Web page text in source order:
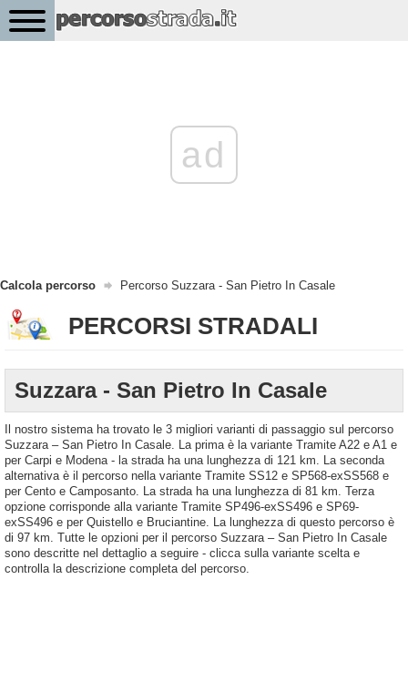
ad
Calcola percorso Percorso Suzzara - San Pietro In Casale
PERCORSI STRADALI
Suzzara - San Pietro In Casale
Il nostro sistema ha trovato le 3 migliori varianti di passaggio sul percorso
Suzzara – San Pietro In Casale. La prima è la variante Tramite A22 e A1 e
per Carpi e Modena - la strada ha una lunghezza di 121 km. La seconda
alternativa è il percorso nella variante Tramite SS12 e SP568-exSS568 e
per Cento e Camposanto. La strada ha una lunghezza di 81 km. Terza
opzione corrisponde alla variante Tramite SP496-exSS496 e SP69-
exSS496 e per Quistello e Bruciantine. La lunghezza di questo percorso è
di 97 km. Tutte le opzioni per il percorso Suzzara – San Pietro In Casale
sono descritte nel dettaglio a seguire - clicca sulla variante scelta e
controlla la descrizione completa del percorso.